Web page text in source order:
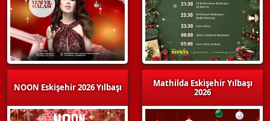
NOON Eskişehir 2026 Yılbaşı
Mathilda Eskişehir Yılbaşı
2026